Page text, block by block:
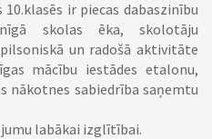
ir piecas dabaszinību
skolas ēka, skolotāju
un radošā aktivitāte
mācību iestādes etalonu,
nākotnes sabiedrība saņemtu
labākai izglītībai.